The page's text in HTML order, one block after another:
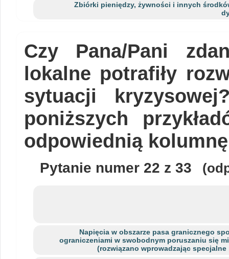
Zbiórki pieniędzy, żywności i innych
Czy Pana/Pani
lokalne potrafiły
sytuacji
poniższych
odpowiednią
Pytanie numer 22 z 33
Napięcia w obszarze pasa granicznego
ograniczeniami w swobodnym poruszaniu się
(rozwiązano wprowadzając